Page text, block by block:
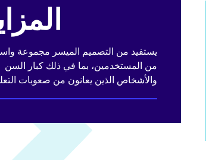
يستفيد من التصميم الميسر مجموعة
من المستخدمين، بما في ذلك كبار السن
والأشخاص الذين يعانون من صعوبات